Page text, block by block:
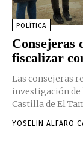
POLÍTICA
Consejeras
fiscalizar
Las consejeras
investigación
Castilla de El
YOSELIN ALFARO